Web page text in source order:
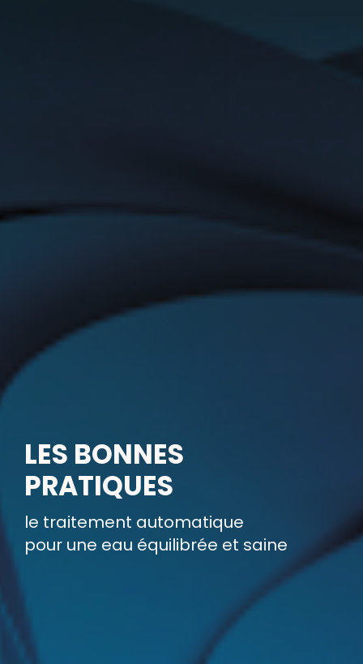
LES BONNES
PRATIQUES
le traitement automatique
pour une eau équilibrée et saine